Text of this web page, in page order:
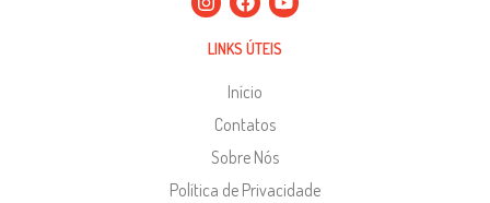
LINKS ÚTEIS
Início
Contatos
Sobre Nós
Política de Privacidade